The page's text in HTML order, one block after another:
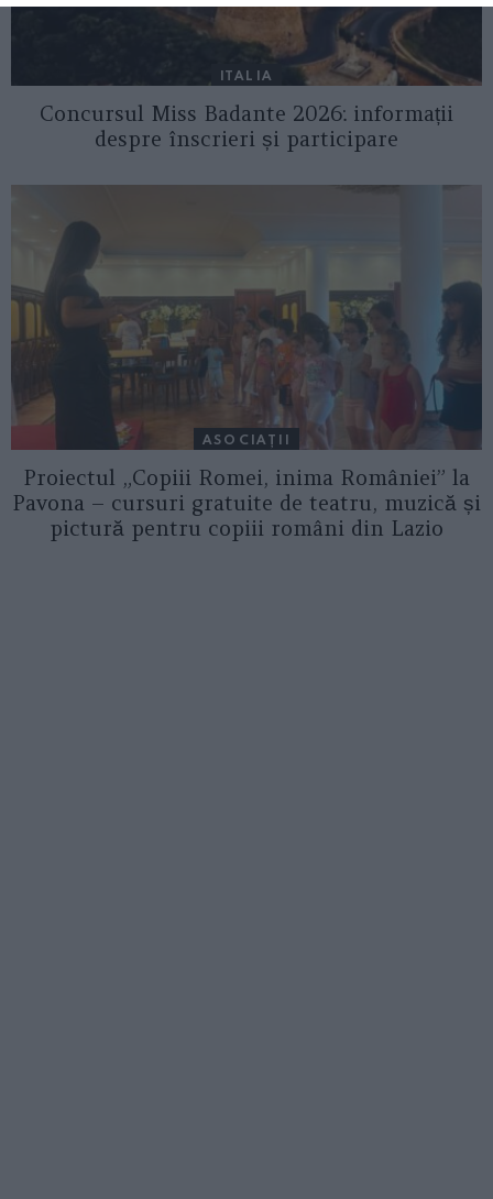
ITALIA
Concursul Miss Badante 2026: informații
despre înscrieri și participare
ASOCIAŢII
Proiectul „Copiii Romei, inima României” la
Pavona – cursuri gratuite de teatru, muzică și
pictură pentru copiii români din Lazio